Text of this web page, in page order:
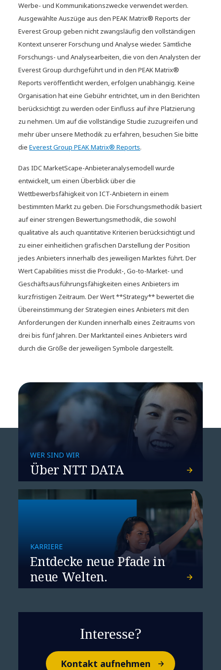
NTT DATA AI for Insurance
vereinfacht komplexe Workflows
Werbe- und Kommunikationszwecke verwendet werden.
Ausgewählte Auszüge aus den PEAK Matrix® Reports der
Everest Group geben nicht zwangsläufig den vollständigen
Kontext unserer Forschung und Analyse wieder. Sämtliche
Forschungs- und Analysearbeiten, die von den Analysten der
Everest Group durchgeführt und in den PEAK Matrix®
Reports veröffentlicht werden, erfolgen unabhängig. Keine
Organisation hat eine Gebühr entrichtet, um in den Berichten
berücksichtigt zu werden oder Einfluss auf ihre Platzierung
zu nehmen. Um auf die vollständige Studie zuzugreifen und
mehr über unsere Methodik zu erfahren, besuchen Sie bitte
dieEverest Group PEAK Matrix® Reports.
Das IDC MarketScape-Anbieteranalysemodell wurde
entwickelt, um einen Überblick über die
Wettbewerbsfähigkeit von ICT-Anbietern in einem
bestimmten Markt zu geben. Die Forschungsmethodik basiert
auf einer strengen Bewertungsmethodik, die sowohl
qualitative als auch quantitative Kriterien berücksichtigt und
zu einer einheitlichen grafischen Darstellung der Position
jedes Anbieters innerhalb des jeweiligen Marktes führt. Der
Wert Capabilities misst die Produkt-, Go-to-Market- und
Geschäftsausführungsfähigkeiten eines Anbieters im
kurzfristigen Zeitraum. Der Wert **Strategy** bewertet die
Übereinstimmung der Strategien eines Anbieters mit den
Anforderungen der Kunden innerhalb eines Zeitraums von
drei bis fünf Jahren. Der Marktanteil eines Anbieters wird
durch die Größe der jeweiligen Symbole dargestellt.
WER SIND WIR
Über NTT DATA
KARRIERE
Entdecke neue Pfade in
neue Welten.
Interesse?
Kontakt aufnehmen